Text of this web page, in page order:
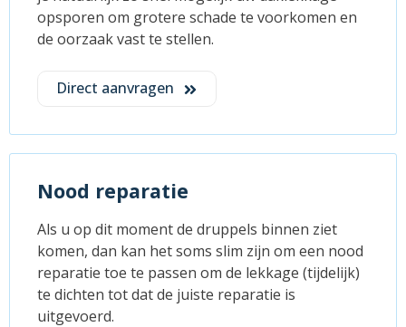
opsporen om grotere schade te voorkomen en
de oorzaak vast te stellen.
Direct aanvragen
Nood reparatie
Als u op dit moment de druppels binnen ziet
komen, dan kan het soms slim zijn om een nood
reparatie toe te passen om de lekkage (tijdelijk)
te dichten tot dat de juiste reparatie is
uitgevoerd.